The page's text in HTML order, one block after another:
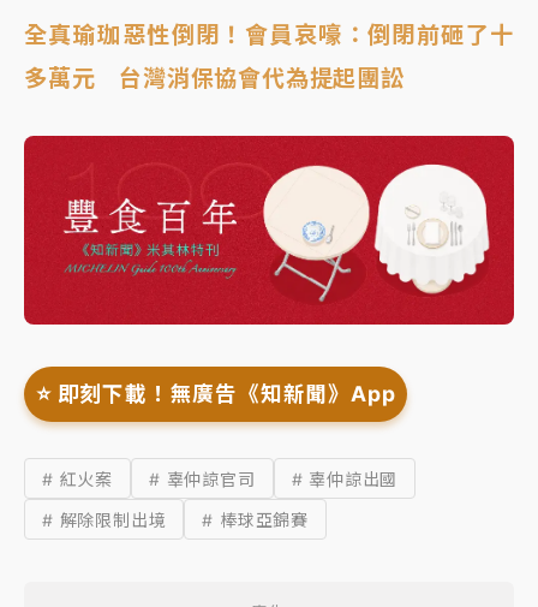
全真瑜珈惡性倒閉！會員哀嚎：倒閉前砸了十
多萬元 台灣消保協會代為提起團訟
⭐️ 即刻下載！無廣告《知新聞》App
# 紅火案 # 辜仲諒官司
# 辜仲諒出國
# 解除限制出境
# 棒球亞錦賽